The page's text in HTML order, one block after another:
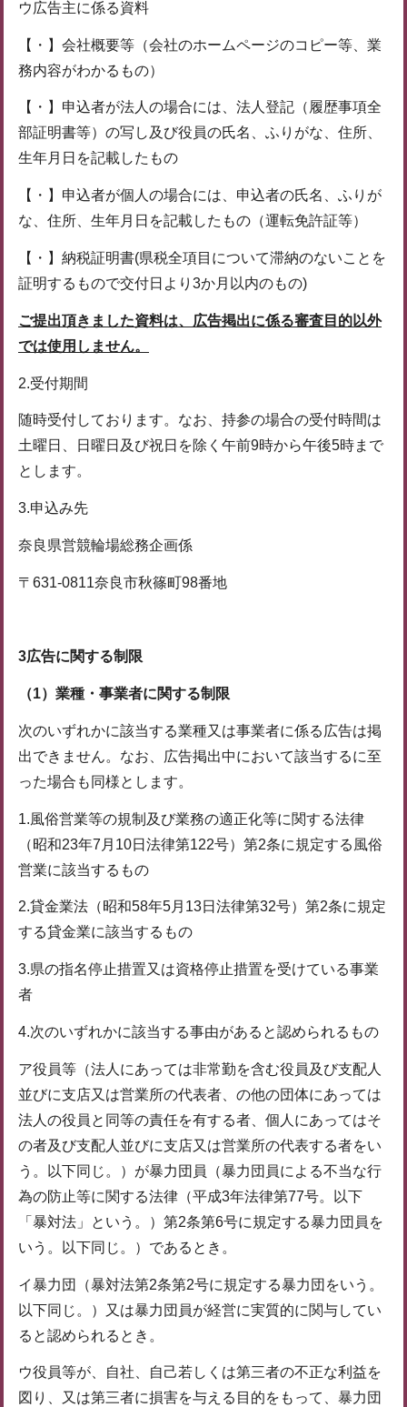
ウ広告主に係る資料
【・】会社概要等（会社のホームページのコピー等、業
務内容がわかるもの）
【・】申込者が法人の場合には、法人登記（履歴事項全
部証明書等）の写し及び役員の氏名、ふりがな、住所、
生年月日を記載したもの
【・】申込者が個人の場合には、申込者の氏名、ふりが
な、住所、生年月日を記載したもの（運転免許証等）
【・】納税証明書(県税全項目について滞納のないことを
証明するもので交付日より3か月以内のもの)
ご提出頂きました資料は、広告掲出に係る審査目的以外
では使用しません。
2.受付期間
随時受付しております。なお、持参の場合の受付時間は
土曜日、日曜日及び祝日を除く午前9時から午後5時まで
とします。
3.申込み先
奈良県営競輪場総務企画係
〒631-0811奈良市秋篠町98番地
3広告に関する制限
（1） 業種・事業者に関する制限
次のいずれかに該当する業種又は事業者に係る広告は掲
出できません。なお、広告掲出中において該当するに至
った場合も同様とします。
1.風俗営業等の規制及び業務の適正化等に関する法律
（昭和23年7月10日法律第122号）第2条に規定する風俗
営業に該当するもの
2.貸金業法（昭和58年5月13日法律第32号）第2条に規定
する貸金業に該当するもの
3.県の指名停止措置又は資格停止措置を受けている事業
者
4.次のいずれかに該当する事由があると認められるもの
ア役員等（法人にあっては非常勤を含む役員及び支配人
並びに支店又は営業所の代表者、の他の団体にあっては
法人の役員と同等の責任を有する者、個人にあってはそ
の者及び支配人並びに支店又は営業所の代表する者をい
う。以下同じ。）が暴力団員（暴力団員による不当な行
為の防止等に関する法律（平成3年法律第77号。以下
「暴対法」という。）第2条第6号に規定する暴力団員を
いう。以下同じ。）であるとき。
イ暴力団（暴対法第2条第2号に規定する暴力団をいう。
以下同じ。）又は暴力団員が経営に実質的に関与してい
ると認められるとき。
ウ役員等が、自社、自己若しくは第三者の不正な利益を
図り、又は第三者に損害を与える目的をもって、暴力団